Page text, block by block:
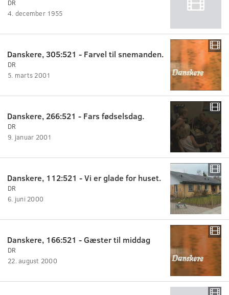
DR
4. december 1955
Danskere, 305:521 - Farvel til snemanden.
DR
5. marts 2001
Danskere, 266:521 - Fars fødselsdag.
DR
9. januar 2001
Danskere, 112:521 - Vi er glade for huset.
DR
6. juni 2000
Danskere, 166:521 - Gæster til middag
DR
22. august 2000